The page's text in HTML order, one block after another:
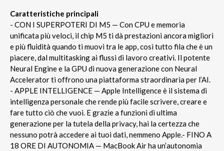
Caratteristiche principali
- CON I SUPERPOTERI DI M5 — Con CPU e memoria
unificata più veloci, il chip M5 ti dà prestazioni ancora migliori
e più fluidità quando ti muovi tra le app, così tutto fila che è un
piacere, dal multitasking ai flussi di lavoro creativi. Il potente
Neural Engine e la GPU di nuova generazione con Neural
Accelerator ti offrono una piattaforma straordinaria per l’AI.
- APPLE INTELLIGENCE — Apple Intelligence è il sistema di
intelligenza personale che rende più facile scrivere, creare e
fare tutto ciò che vuoi. E grazie a funzioni di ultima
generazione per la tutela della privacy, hai la certezza che
nessuno potrà accedere ai tuoi dati, nemmeno Apple.- FINO A
18 ORE DI AUTONOMIA — MacBook Air ha un’autonomia